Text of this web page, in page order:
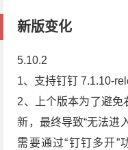
新版变化
5.10.2
1、支持钉钉 7.1.10-
2、上个版本为了避免
新，最终导致“无法进
需要通过“钉钉多开”